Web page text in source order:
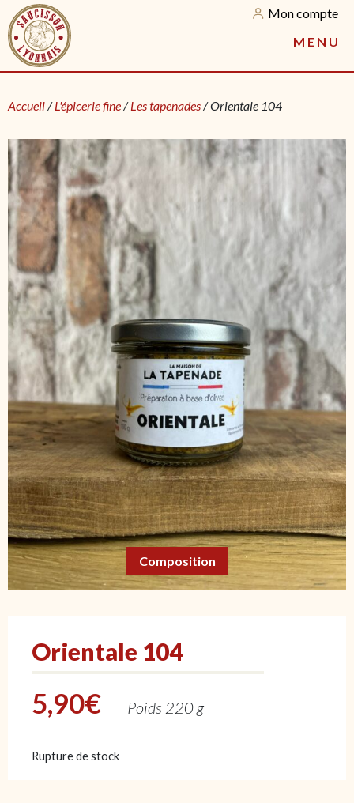
Mon compte
M E N U
Accueil/L'épicerie fine/Les tapenades/ Orientale 104
Composition
Orientale 104
5,90€ Poids 220 g
Rupture de stock